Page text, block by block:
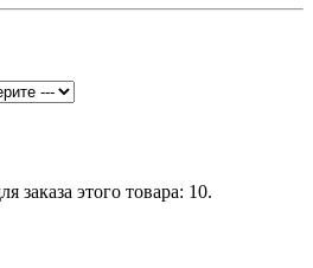
заказа этого товара: 10.